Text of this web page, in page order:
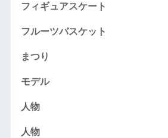
フィギュアスケート
フルーツバスケット
まつり
モデル
人物
人物